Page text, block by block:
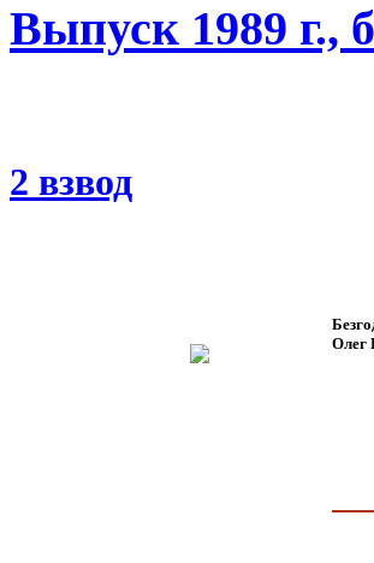
Выпуск 1989 г.,
2 взвод
Олег